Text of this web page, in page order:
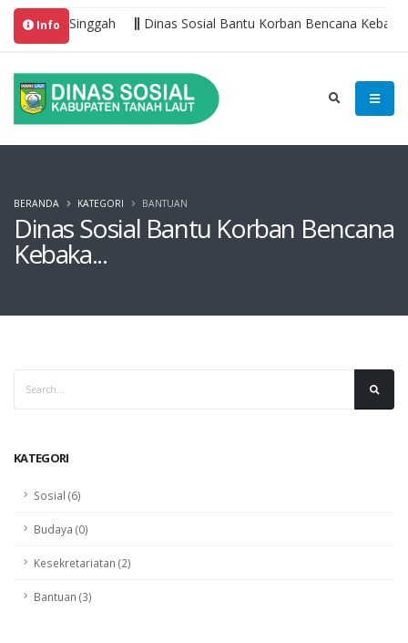
Info
Rumah Singgah Dinas Sosial Bantu Korban Bencana Kebakaran
Dinas Sosial Bantu Korban Bencana
Kebaka...
BERANDA KATEGORI BANTUAN
KATEGORI
Sosial (6)
Budaya (0)
Kesekretariatan (2)
Bantuan (3)